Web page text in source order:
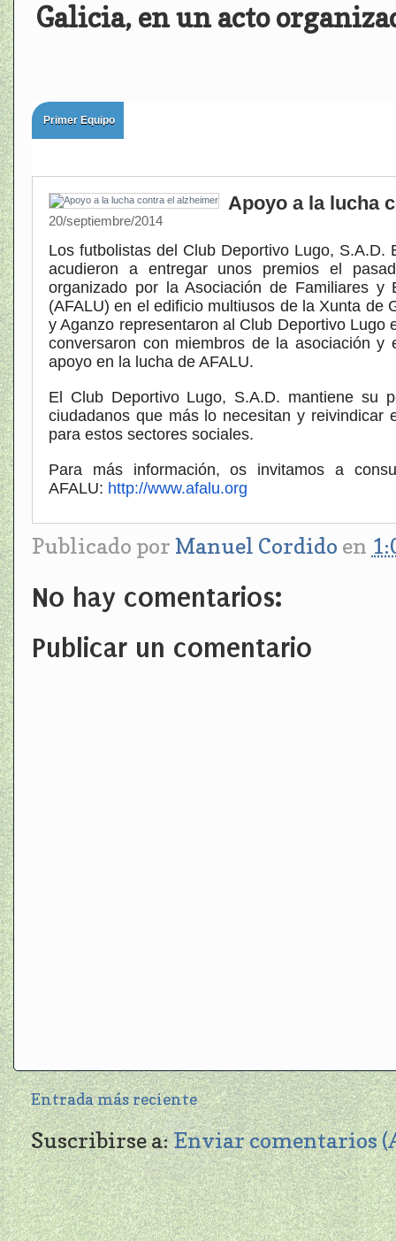
Galicia, en un acto
Primer Equipo
Apoyo a la lucha
20/septiembre/2014
Los futbolistas del Club Deportivo Lugo, S.A.D.
acudieron a entregar unos premios el
organizado por la Asociación de Familiares y
(AFALU) en el edificio multiusos de la Xunta de
y Aganzo representaron al Club Deportivo Lugo
conversaron con miembros de la asociación y
apoyo en la lucha de AFALU.
El Club Deportivo Lugo, S.A.D. mantiene su
ciudadanos que más lo necesitan y reivindicar
para estos sectores sociales.
Para más información, os invitamos a
AFALU: http://www.afalu.org
Publicado por Manuel Cordido en
No hay comentarios:
Publicar un comentario
Entrada más reciente
Suscribirse a:Enviar comentarios